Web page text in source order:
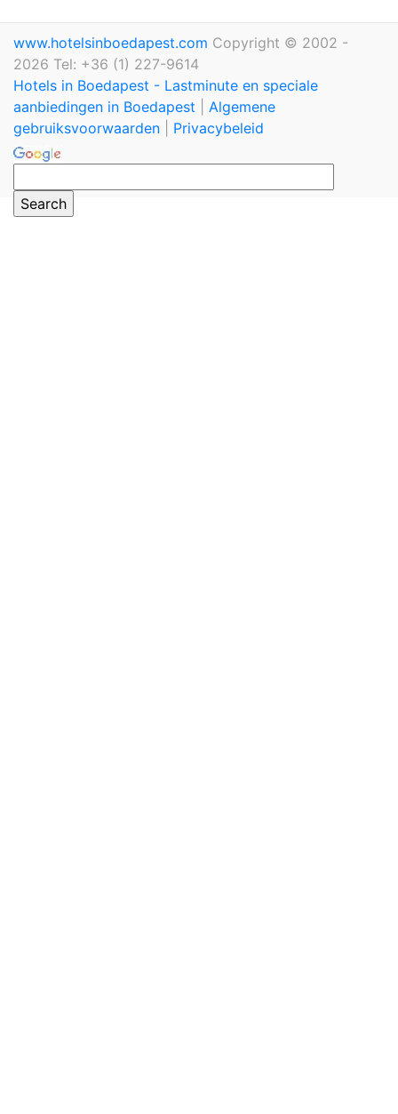
www.hotelsinboedapest.com Copyright © 2002 -
2026 Tel: +36 (1) 227-9614
Hotels in Boedapest - Lastminute en speciale
aanbiedingen in Boedapest
Algemene
gebruiksvoorwaarden
Privacybeleid